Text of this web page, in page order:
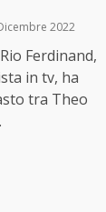
2022
Ferdinand,
in tv, ha
tra Theo